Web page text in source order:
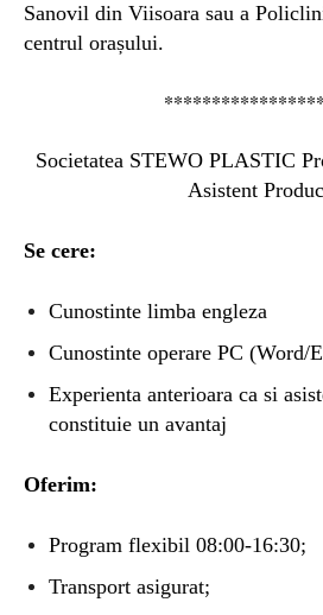
Sanovil din Viisoara sau a
centrul orașului.
Societatea STEWO PLASTIC
Asistent
Se cere:
Cunostinte limba engleza
Cunostinte operare PC (Word/
Experienta anterioara ca si
constituie un avantaj
Oferim:
Program flexibil 08:00-16:30;
Transport asigurat;